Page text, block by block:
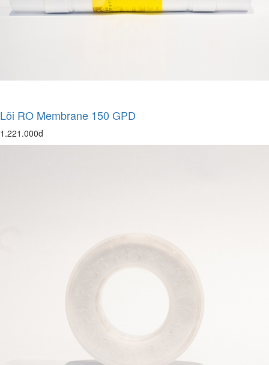
Lõi RO Membrane 150 GPD
1.221.000đ